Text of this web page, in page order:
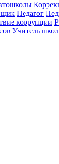
Педагог
коррупции
Учитель